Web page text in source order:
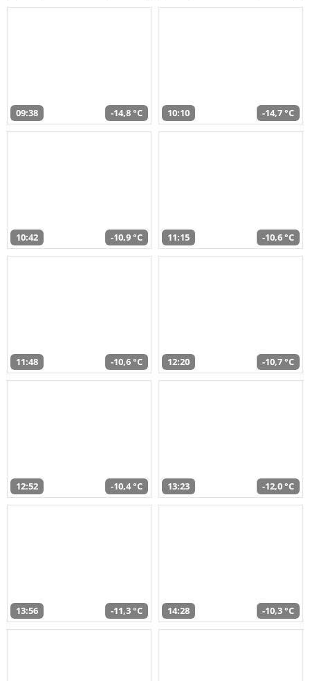
09:38 -14,8 °C 10:10 -14,7 °C
10:42 -10,9 °C 11:15 -10,6 °C
11:48 -10,6 °C 12:20 -10,7 °C
12:52 -10,4 °C 13:23 -12,0 °C
13:56 -11,3 °C 14:28 -10,3 °C